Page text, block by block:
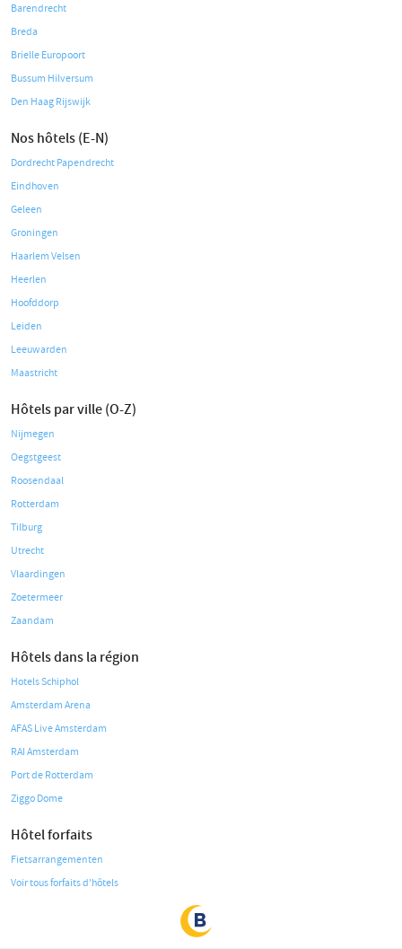
Barendrecht
Breda
Brielle Europoort
Bussum Hilversum
Den Haag Rijswijk
Nos hôtels (E-N)
Dordrecht Papendrecht
Eindhoven
Geleen
Groningen
Haarlem Velsen
Heerlen
Hoofddorp
Leiden
Leeuwarden
Maastricht
Hôtels par ville (O-Z)
Nijmegen
Oegstgeest
Roosendaal
Rotterdam
Tilburg
Utrecht
Vlaardingen
Zoetermeer
Zaandam
Hôtels dans la région
Hotels Schiphol
Amsterdam Arena
AFAS Live Amsterdam
RAI Amsterdam
Port de Rotterdam
Ziggo Dome
Hôtel forfaits
Fietsarrangementen
Voir tous forfaits d'hôtels